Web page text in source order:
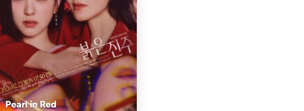
Pearl in Red